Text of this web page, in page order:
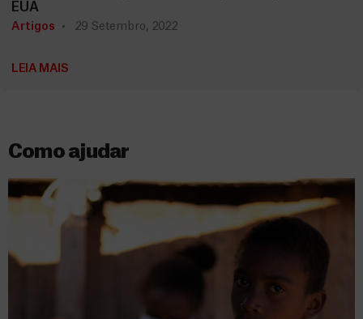
EUA
Artigos 29 Setembro, 2022
LEIA MAIS
Como ajudar